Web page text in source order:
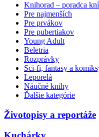
Knihorad – poradca
Pre najmenších
Pre prvákov
Pre pubertiakov
Young Adult
Beletria
Rozprávky
Sci-fi, fantasy a
Leporelá
Náučné knihy
Ďalšie kategórie
Životopisy a reportáže